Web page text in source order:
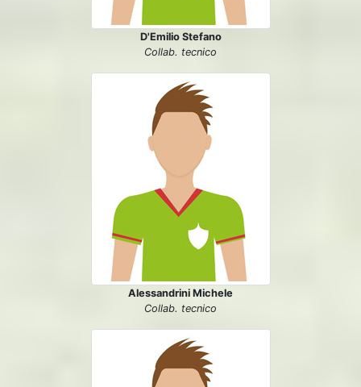
D'Emilio Stefano
Collab. tecnico
Alessandrini Michele
Collab. tecnico